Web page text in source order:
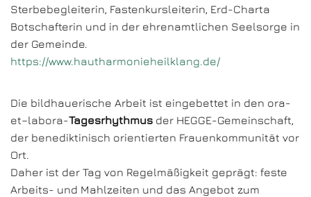
Sterbebegleiterin, Fastenkursleiterin, Erd-Charta
Botschafterin und in der ehrenamtlichen Seelsorge in
der Gemeinde.
https://www.hautharmonieheilklang.de/
Die bildhauerische Arbeit ist eingebettet in den ora-
et–labora-Tagesrhythmus der HEGGE-Gemeinschaft,
der benediktinisch orientierten Frauenkommunität vor
Ort.
Daher ist der Tag von Regelmäßigkeit geprägt: feste
Arbeits- und Mahlzeiten und das Angebot zum